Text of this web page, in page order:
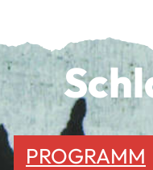
PROGRAMM